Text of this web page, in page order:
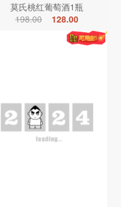
莫氏桃红葡萄酒1瓶
198.00
128.00